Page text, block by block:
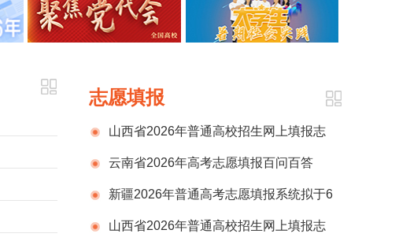
志愿填报
山西省2026年普通高校招生网上填报志
愿（第二段）公告
云南省2026年高考志愿填报百问百答
新疆2026年普通高考志愿填报系统拟于6
月25日上午12时正式开通
山西省2026年普通高校招生网上填报志